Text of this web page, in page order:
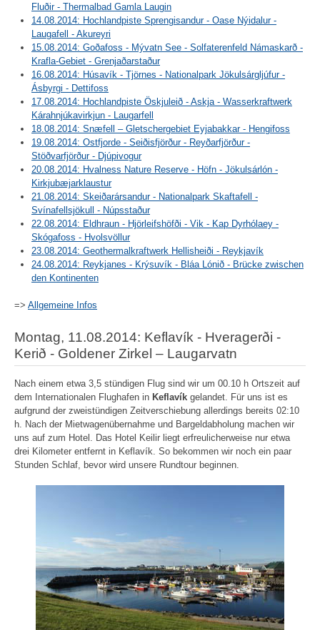
Fluðir - Thermalbad Gamla Laugin
14.08.2014: Hochlandpiste Sprengisandur - Oase Nýidalur -
Laugafell - Akureyri
15.08.2014: Goðafoss - Mývatn See - Solfaterenfeld Námaskarð -
Krafla-Gebiet - Grenjaðarstaður
16.08.2014: Húsavík - Tjörnes - Nationalpark Jökulsárgljúfur -
Ásbyrgi - Dettifoss
17.08.2014: Hochlandpiste Öskjuleið - Askja - Wasserkraftwerk
Kárahnjúkavirkjun - Laugarfell
18.08.2014: Snæfell – Gletschergebiet Eyjabakkar - Hengifoss
19.08.2014: Ostfjorde - Seiðisfjörður - Reyðarfjörður -
Stöðvarfjörður - Djúpivogur
20.08.2014: Hvalness Nature Reserve - Höfn - Jökulsárlón -
Kirkjubæjarklaustur
21.08.2014: Skeiðarársandur - Nationalpark Skaftafell -
Svínafellsjökull - Núpsstaður
22.08.2014: Eldhraun - Hjörleifshöfði - Vik - Kap Dyrhólaey -
Skógafoss - Hvolsvöllur
23.08.2014: Geothermalkraftwerk Hellisheiði - Reykjavík
24.08.2014: Reykjanes - Krýsuvík - Bláa Lónið - Brücke zwischen
den Kontinenten
=> Allgemeine Infos
Montag, 11.08.2014: Keflavík - Hveragerði -
Kerið - Goldener Zirkel – Laugarvatn
Nach einem etwa 3,5 stündigen Flug sind wir um 00.10 h Ortszeit auf
dem Internationalen Flughafen in Keflavík gelandet. Für uns ist es
aufgrund der zweistündigen Zeitverschiebung allerdings bereits 02:10
h. Nach der Mietwagenübernahme und Bargeldabholung machen wir
uns auf zum Hotel. Das Hotel Keilir liegt erfreulicherweise nur etwa
drei Kilometer entfernt in Keflavík. So bekommen wir noch ein paar
Stunden Schlaf, bevor wird unsere Rundtour beginnen.